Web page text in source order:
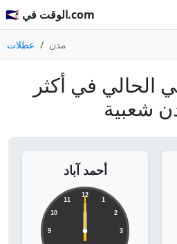
🇸🇦 الوقت في.com
عطلات مدن
الحالي في أكثر
شعبية
أحمد آباد
12
1
2
3
9
10
11